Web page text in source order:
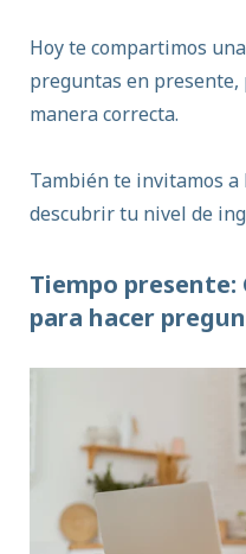
Hoy te compartimos
preguntas en
manera correcta.
También te invitamos a
descubrir tu nivel de
Tiempo
para hacer